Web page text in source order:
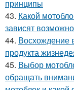
принципы
43. Какой
зависят
44. Восхождение
продукта
45. Выбор
обращать